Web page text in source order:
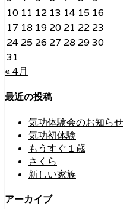
10 11 12 13 14 15 16
17 18 19 20 21 22 23
24 25 26 27 28 2930
31
« 4月
最近の投稿
気功体験会のお知らせ
気功初体験
もうすぐ１歳
さくら
新しい家族
アーカイブ